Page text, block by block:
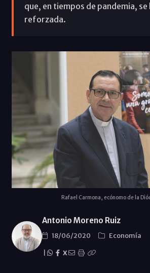
que, en tiempos de pandemia,
reforzada.
Rafael Carmona, ecónomo de la
Antonio Moreno Ruiz
18/06/2020
Economí­a
X